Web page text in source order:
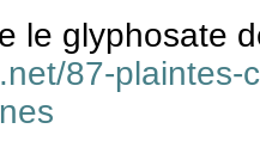
le glyphosate
87-plaintes-